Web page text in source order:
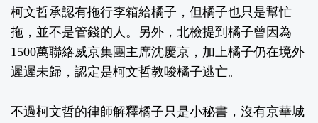
柯文哲承認有拖行李箱給橘子，但橘子也只是幫忙
拖，並不是管錢的人。另外，北檢提到橘子曾因為
1500萬聯絡威京集團主席沈慶京，加上橘子仍在境外
遲遲未歸，認定是柯文哲教唆橘子逃亡。
不過柯文哲的律師解釋橘子只是小秘書，沒有京華城